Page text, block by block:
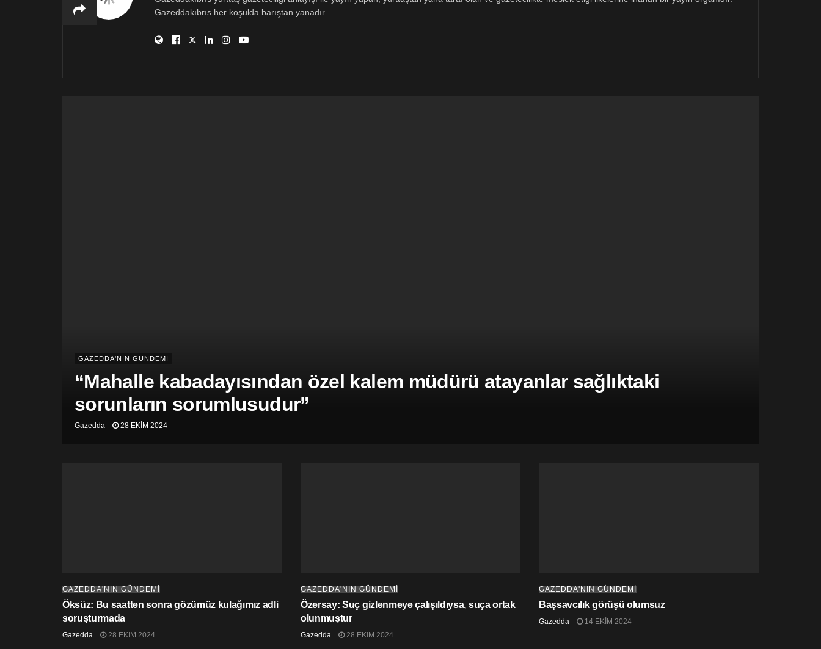
Gazeddakıbrıs her koşulda barıştan yanadır.
GAZEDDA'NIN GÜNDEMİ
“Mahalle kabadayısından özel kalem müdürü atayanlar sağlıktaki
sorunların sorumlusudur”
Gazedda 28 EKIM 2024
GAZEDDA'NIN GÜNDEMİ
Öksüz: Bu saatten sonra gözümüz kulağımız adli
soruşturmada
Gazedda 28 EKIM 2024
GAZEDDA'NIN GÜNDEMİ
Özersay: Suç gizlenmeye çalışıldıysa, suça ortak
olunmuştur
Gazedda 28 EKIM 2024
GAZEDDA'NIN GÜNDEMİ
Başsavcılık görüşü olumsuz
Gazedda 14 EKIM 2024